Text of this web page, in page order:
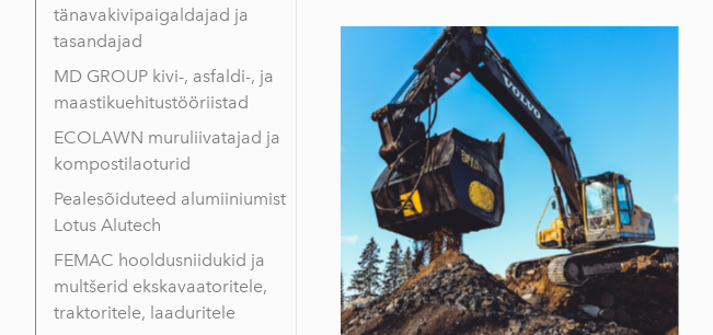
tänavakivipaigaldajad ja
tasandajad
MD GROUP kivi-, asfaldi-, ja
maastikuehitustööriistad
ECOLAWN muruliivatajad ja
kompostilaoturid
Pealesõiduteed alumiiniumist
Lotus Alutech
FEMAC hooldusniidukid ja
multšerid ekskavaatoritele,
traktoritele, laaduritele